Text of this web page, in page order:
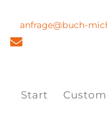
content
anfrage@buch-
Start